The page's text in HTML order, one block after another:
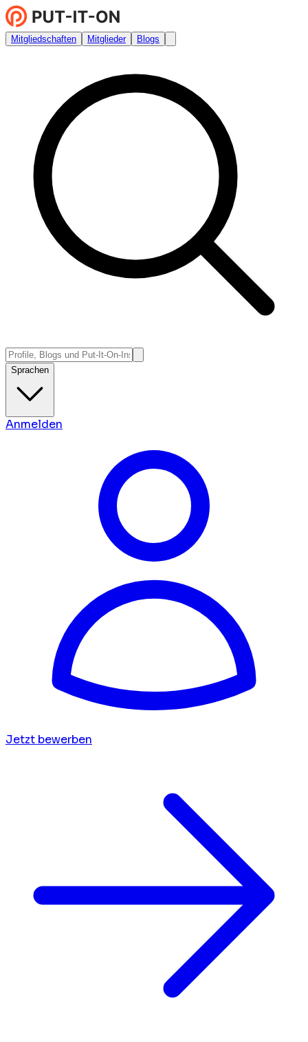
Mitgliedschaften Mitglieder Blogs
Sprachen
Anmelden
Jetzt bewerben